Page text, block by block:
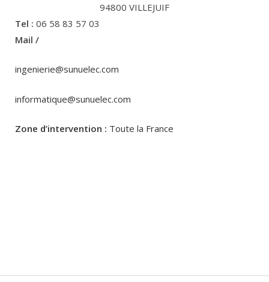
94800 VILLEJUIF
Tel : 06 58 83 57 03
Mail /
ingenierie@sunuelec.com
informatique@sunuelec.com
Zone d’intervention : Toute la France